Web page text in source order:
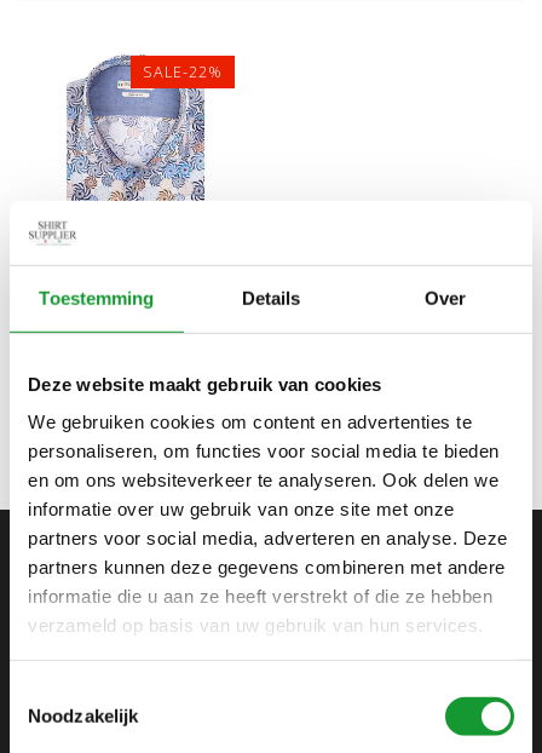
Toestemming Details Over
Deze website maakt gebruik van cookies
We gebruiken cookies om content en advertenties te
personaliseren, om functies voor social media te bieden
en om ons websiteverkeer te analyseren. Ook delen we
informatie over uw gebruik van onze site met onze
partners voor social media, adverteren en analyse. Deze
partners kunnen deze gegevens combineren met andere
informatie die u aan ze heeft verstrekt of die ze hebben
verzameld op basis van uw gebruik van hun services.
Noodzakelijk
SALE-22%
Bekijk alle10
TUTTI COLORI
BLAUW BLOEMEN PRINT
ABONNEER JE OP ONZE NIEUWSBRIEF
en blijf op de hoogte van onze acties en laatste